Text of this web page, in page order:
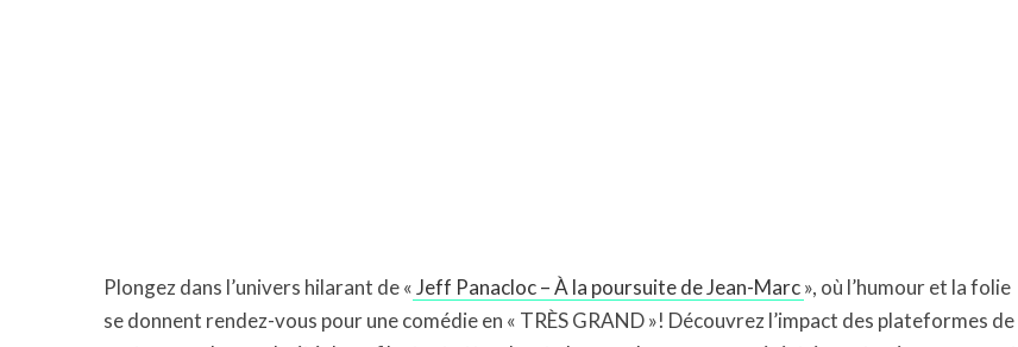
Plongez dans l’univers hilarant de «Jeff Panacloc – À la poursuite de Jean-Marc», où l’humour et la folie
se donnent rendez-vous pour une comédie en « TRÈS GRAND »! Découvrez l’impact des plateformes de